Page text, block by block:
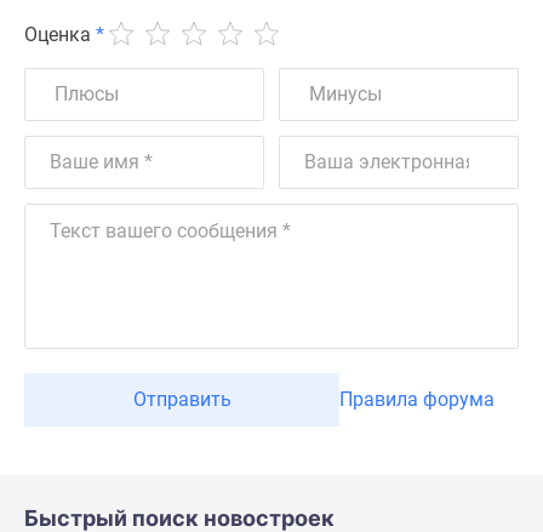
Оценка *
Отправить Правила форума
Быстрый поиск новостроек